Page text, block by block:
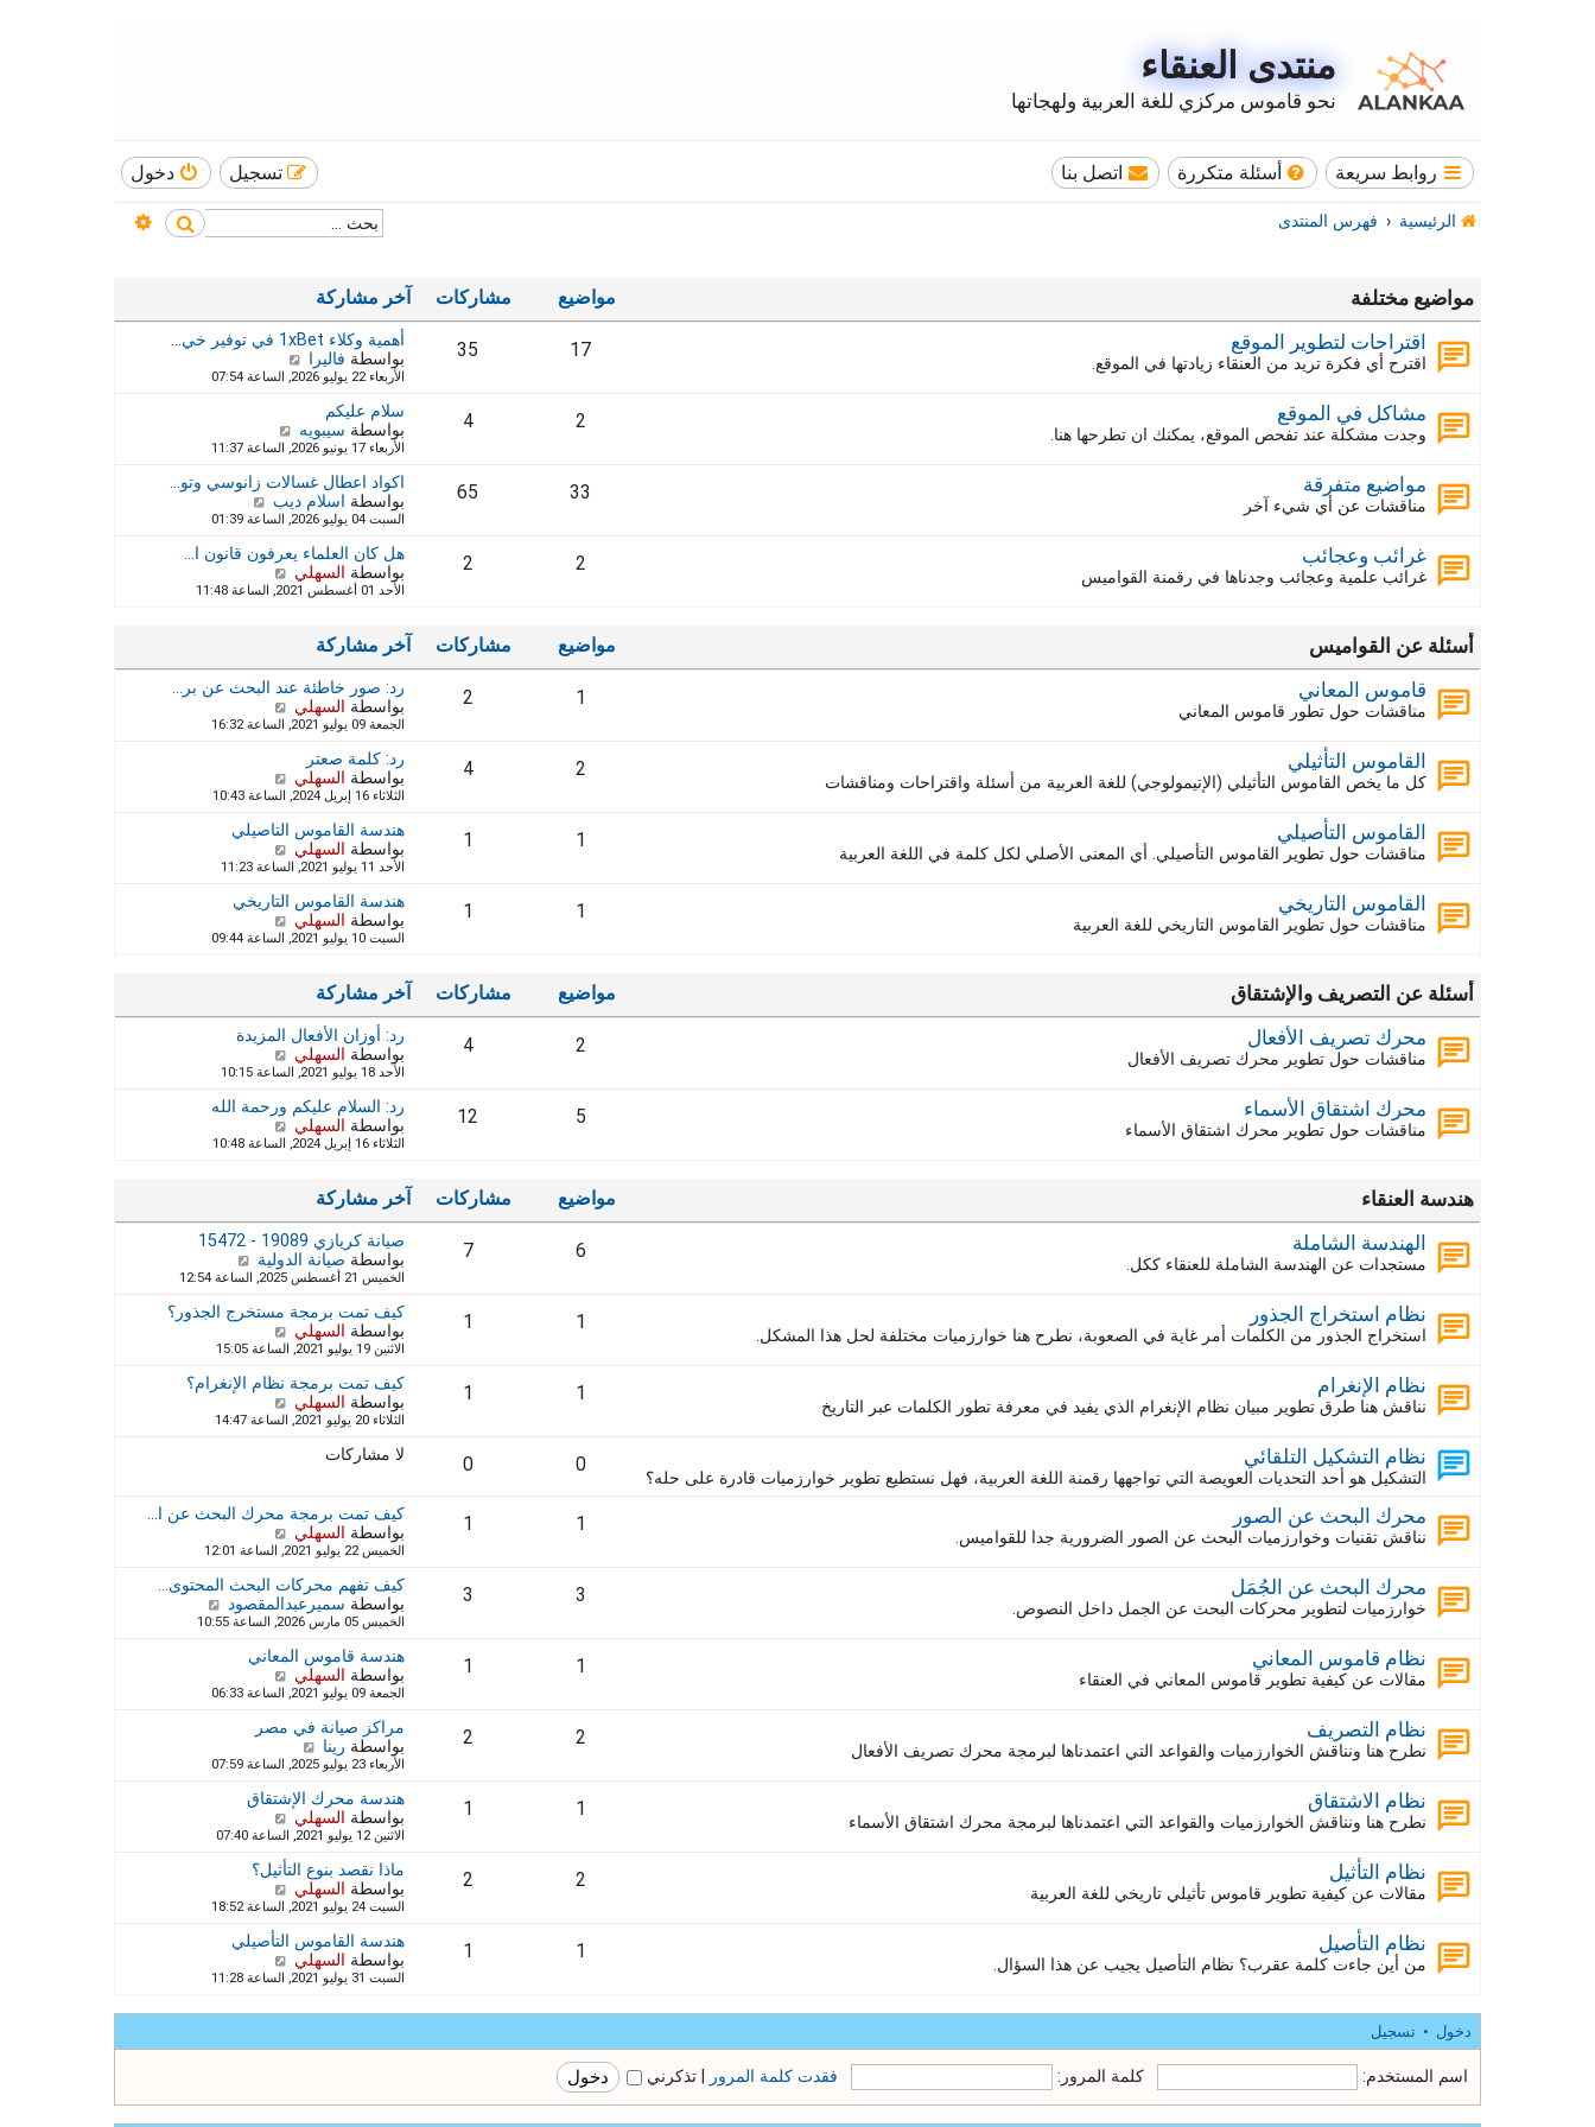
منتدى العنقاء
نحو قاموس مركزي للغة العربية ولهجاتها
روابط سريعة أسئلة متكررة اتصل بنا دخول تسجيل
الرئيسية فهرس المنتدى بحث
مواضيع مختلفة مواضيع مشاركات آخر مشاركة
اقتراحات لتطوير الموقع
اقترح أي فكرة تريد من العنقاء زيادتها في الموقع.
17
35
أهمية وكلاء 1xBet في توفير خي…
بواسطة فاليرا
ا
آ
خ
ر
ش
ر
ك
ة
الأربعاء 22 يوليو 2026, الساعة 07:54
مشاكل في الموقع
وجدت مشكلة عند تفحص الموقع، يمكنك ان تطرحها هنا.
2
4
سلام عليكم
بواسطة سيبويه
ا
د
آ
خ
ر
م
ش
الأربعاء 17 يونيو 2026, الساعة 11:37
مواضيع متفرقة
مناقشات عن أي شيء آخر
33
65
اكواد اعطال غسالات زانوسي وتو…
بواسطة اسلام ديب
ا
د
آ
خ
ا
ر
ة
السبت 04 يوليو 2026, الساعة 01:39
غرائب وعجائب
غرائب علمية وعجائب وجدناها في رقمنة القواميس
2
2
هل كان العلماء يعرفون قانون ا…
بواسطة السهلي
ا
خ
ر
ش
ة
الأحد 01 أغسطس 2021, الساعة 11:48
أسئلة عن القواميس مواضيع مشاركات آخر مشاركة
قاموس المعاني
مناقشات حول تطور قاموس المعاني
1
2
رد: صور خاطئة عند البحث عن بر…
بواسطة السهلي
ا
خ
ر
ش
ر
ة
الجمعة 09 يوليو 2021, الساعة 16:32
القاموس التأثيلي
كل ما يخص القاموس التأثيلي (الإتيمولوجي) للغة العربية من أسئلة واقتراحات ومناقشات
2
4
رد: كلمة صعتر
بواسطة السهلي
ا
ه
د
آ
خ
ر
م
ش
الثلاثاء 16 إبريل 2024, الساعة 10:43
القاموس التأصيلي
مناقشات حول تطوير القاموس التأصيلي. أي المعنى الأصلي لكل كلمة في اللغة العربية
1
1
هندسة القاموس التاصيلي
بواسطة السهلي
ا
ه
د
خ
ا
ر
ة
الأحد 11 يوليو 2021, الساعة 11:23
القاموس التاريخي
مناقشات حول تطوير القاموس التاريخي للغة العربية
1
1
هندسة القاموس التاريخي
بواسطة السهلي
ا
خ
ر
ش
ر
ة
السبت 10 يوليو 2021, الساعة 09:44
أسئلة عن التصريف والإشتقاق مواضيع مشاركات آخر مشاركة
محرك تصريف الأفعال
مناقشات حول تطوير محرك تصريف الأفعال
2
4
رد: أوزان الأفعال المزيدة
بواسطة السهلي
ا
د
خ
ا
ر
ك
ة
الأحد 18 يوليو 2021, الساعة 10:15
محرك اشتقاق الأسماء
مناقشات حول تطوير محرك اشتقاق الأسماء
5
12
رد: السلام عليكم ورحمة الله
بواسطة السهلي
ا
خ
ر
م
ش
ر
ة
الثلاثاء 16 إبريل 2024, الساعة 10:48
هندسة العنقاء مواضيع مشاركات آخر مشاركة
الهندسة الشاملة
مستجدات عن الهندسة الشاملة للعنقاء ككل.
6
7
صيانة كريازي 19089 - 15472
بواسطة صيانة الدولية
ا
د
خ
ر
م
ش
الخميس 21 أغسطس 2025, الساعة 12:54
نظام استخراج الجذور
استخراج الجذور من الكلمات أمر غاية في الصعوبة، نطرح هنا خوارزميات مختلفة لحل هذا المشكل.
1
1
كيف تمت برمجة مستخرج الجذور؟
بواسطة السهلي
ا
ه
د
خ
ر
ك
ة
الاثنين 19 يوليو 2021, الساعة 15:05
نظام الإنغرام
نناقش هنا طرق تطوير مبيان نظام الإنغرام الذي يفيد في معرفة تطور الكلمات عبر التاريخ
1
1
كيف تمت برمجة نظام الإنغرام؟
بواسطة السهلي
ا
ر
ش
ا
ر
ك
الثلاثاء 20 يوليو 2021, الساعة 14:47
نظام التشكيل التلقائي
التشكيل هو أحد التحديات العويصة التي تواجهها رقمنة اللغة العربية، فهل نستطيع تطوير خوارزميات قادرة على حله؟
0
0 لا مشاركات
محرك البحث عن الصور
نناقش تقنيات وخوارزميات البحث عن الصور الضرورية جدا للقواميس.
1
1
كيف تمت برمجة محرك البحث عن ا…
بواسطة السهلي
ا
ه
د
آ
خ
ر
ش
ر
ة
الخميس 22 يوليو 2021, الساعة 12:01
محرك البحث عن الجُمَل
خوارزميات لتطوير محركات البحث عن الجمل داخل النصوص.
3
3
كيف تفهم محركات البحث المحتوى…
بواسطة سميرعبدالمقصود
ا
الخميس 05 مارس 2026, الساعة 10:55
نظام قاموس المعاني
مقالات عن كيفية تطوير قاموس المعاني في العنقاء
1
1
هندسة قاموس المعاني
بواسطة السهلي
ا
د
خ
ر
ش
ر
ة
الجمعة 09 يوليو 2021, الساعة 06:33
نظام التصريف
نطرح هنا ونناقش الخوارزميات والقواعد التي اعتمدناها لبرمجة محرك تصريف الأفعال
2
2
مراكز صيانة في مصر
بواسطة رينا
ا
ه
د
آ
خ
ر
ش
ر
ك
ة
الأربعاء 23 يوليو 2025, الساعة 07:59
نظام الاشتقاق
نطرح هنا ونناقش الخوارزميات والقواعد التي اعتمدناها لبرمجة محرك اشتقاق الأسماء
1
1
هندسة محرك الإشتقاق
بواسطة السهلي
ا
ه
د
خ
ر
ش
ر
ة
الاثنين 12 يوليو 2021, الساعة 07:40
نظام التأثيل
مقالات عن كيفية تطوير قاموس تأثيلي تاريخي للغة العربية
2
2
ماذا نقصد بنوع التأثيل؟
بواسطة السهلي
ا
ه
د
خ
ك
ة
السبت 24 يوليو 2021, الساعة 18:52
نظام التأصيل
من أين جاءت كلمة عقرب؟ نظام التأصيل يجيب عن هذا السؤال.
1
1
هندسة القاموس التأصيلي
بواسطة السهلي
ا
د
السبت 31 يوليو 2021, الساعة 11:28
دخول • تسجيل
اسم المستخدم: كلمة المرور: فقدت كلمة المرور تذكرني